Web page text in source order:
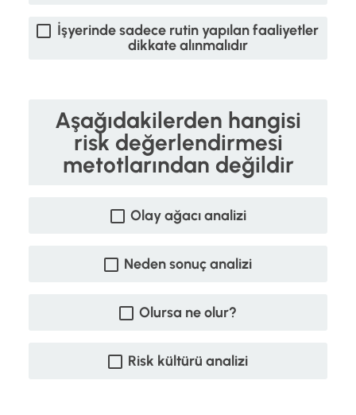
İşyerinde sadece rutin yapılan faaliyetler
dikkate alınmalıdır
Aşağıdakilerden hangisi
risk değerlendirmesi
metotlarından değildir
Olay ağacı analizi
Neden sonuç analizi
Olursa ne olur?
Risk kültürü analizi